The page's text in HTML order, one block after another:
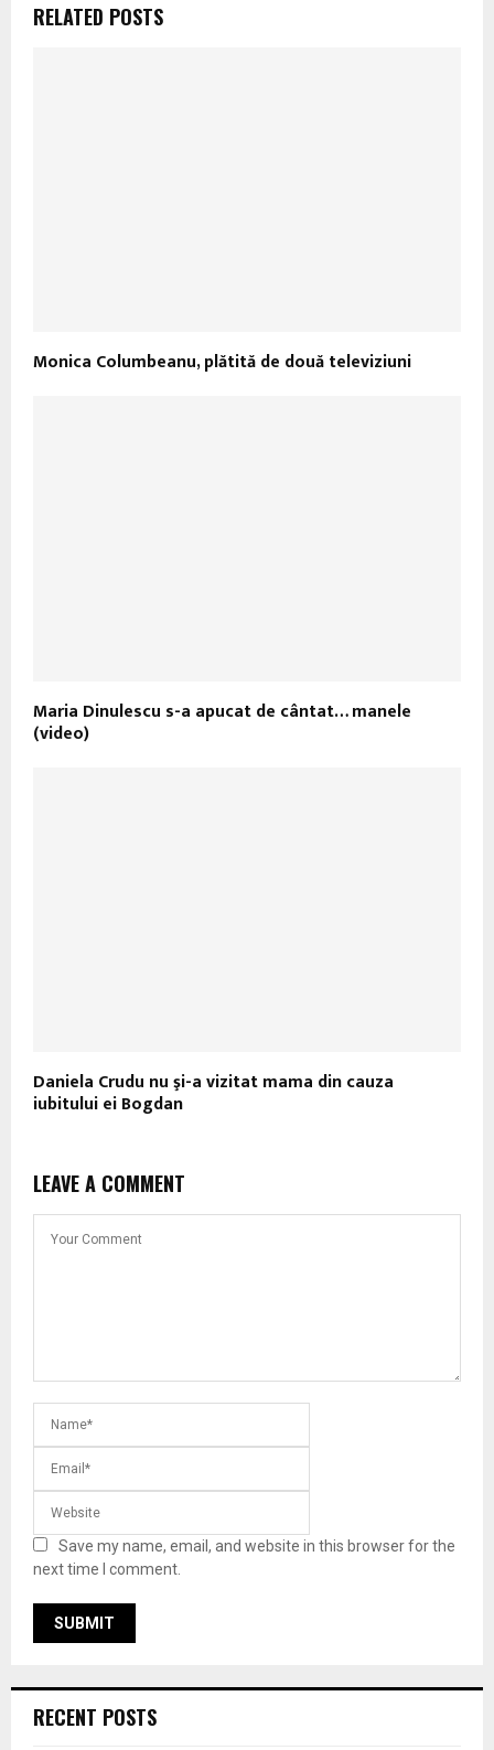
RELATED POSTS
Monica Columbeanu, plătită de două televiziuni
Maria Dinulescu s-a apucat de cântat… manele
(video)
Daniela Crudu nu şi-a vizitat mama din cauza
iubitului ei Bogdan
LEAVE A COMMENT
Save my name, email, and website in this browser for the
next time I comment.
RECENT POSTS